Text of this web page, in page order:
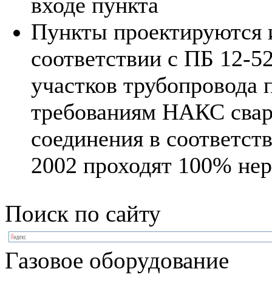
Пункты проектируются
соответствии с ПБ 12-
участков трубопровода
требованиям НАКС
соединения в
2002 проходят 100%
Поиск по сайту
Газовое оборудование